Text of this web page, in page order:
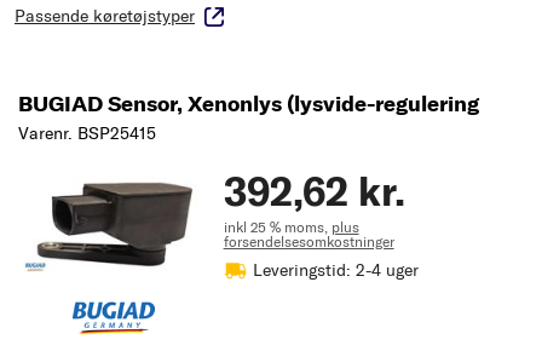
Passende køretøjstyper
BUGIAD Sensor, Xenonlys (lysvide-regulering
Varenr. BSP25415
392,62 kr.
inkl 25 % moms, plus
forsendelsesomkostninger
Leveringstid: 2-4 uger